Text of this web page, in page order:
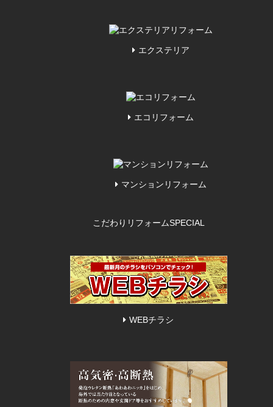
エクステリア
エコリフォーム
マンションリフォーム
こだわりリフォームSPECIAL
WEBチラシ